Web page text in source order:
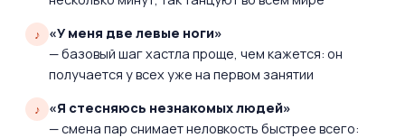
«У меня две левые ноги»
— базовый шаг хастла проще, чем кажется: он
получается у всех уже на первом занятии
«Я стесняюсь незнакомых людей»
— смена пар снимает неловкость быстрее всего: